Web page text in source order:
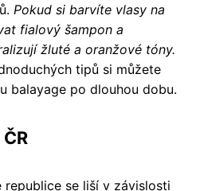
Pokud si barvíte vlasy na
fialový šampon a
žluté a oranžové tóny.
tipů si můžete
balayage po dlouhou dobu.
republice se liší v závislosti